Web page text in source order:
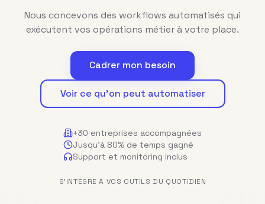
Nous concevons des workflows automatisés qui
exécutent vos opérations métier à votre place.
Cadrer mon besoin
Voir ce qu'on peut automatiser
+30 entreprises accompagnées
Jusqu'à 80% de temps gagné
Support et monitoring inclus
S'INTÈGRE À VOS OUTILS DU QUOTIDIEN